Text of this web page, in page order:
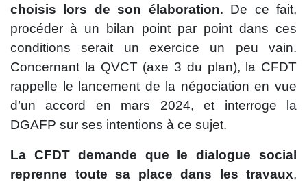
choisis lors de son élaboration. De ce fait,
procéder à un bilan point par point dans ces
conditions serait un exercice un peu vain.
Concernant la QVCT (axe 3 du plan), la CFDT
rappelle le lancement de la négociation en vue
d’un accord en mars 2024, et interroge la
DGAFP sur ses intentions à ce sujet.
La CFDT demande que le dialogue social
reprenne toute sa place dans les travaux,